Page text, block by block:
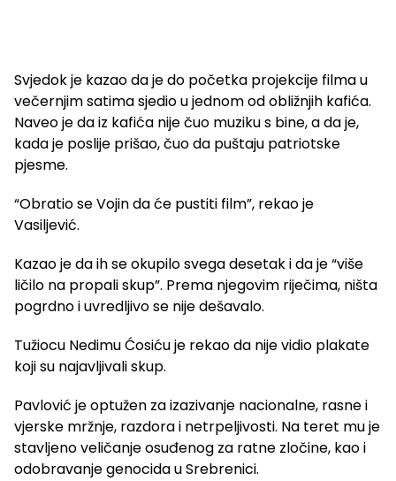
Svjedok je kazao da je do početka projekcije filma u
večernjim satima sjedio u jednom od obližnjih kafića.
Naveo je da iz kafića nije čuo muziku s bine, a da je,
kada je poslije prišao, čuo da puštaju patriotske
pjesme.
“Obratio se Vojin da će pustiti film”, rekao je
Vasiljević.
Kazao je da ih se okupilo svega desetak i da je “više
ličilo na propali skup”. Prema njegovim riječima, ništa
pogrdno i uvredljivo se nije dešavalo.
Tužiocu Nedimu Ćosiću je rekao da nije vidio plakate
koji su najavljivali skup.
Pavlović je optužen za izazivanje nacionalne, rasne i
vjerske mržnje, razdora i netrpeljivosti. Na teret mu je
stavljeno veličanje osuđenog za ratne zločine, kao i
odobravanje genocida u Srebrenici.